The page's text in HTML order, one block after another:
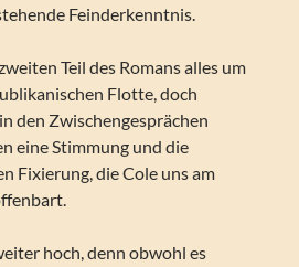
Feinderkenntnis.
Teil des Romans alles um
Flotte, doch
den Zwischengesprächen
eine Stimmung und die
Fixierung, die Cole uns am
hoch, denn obwohl es